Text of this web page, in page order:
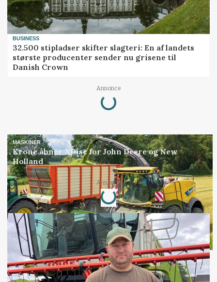
BUSINESS
32.500 stipladser skifter slagteri: En af landets
største producenter sender nu grisene til
Danish Crown
Annonce
Loading...
MASKINER
Krone åbner XDisc for John Deere og New
Holland
Annonce
Loading...